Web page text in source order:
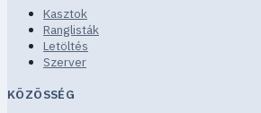
Kasztok
Ranglisták
Letöltés
Szerver
KÖZÖSSÉG